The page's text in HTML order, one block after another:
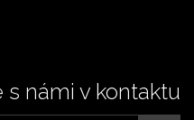
s námi v kontaktu